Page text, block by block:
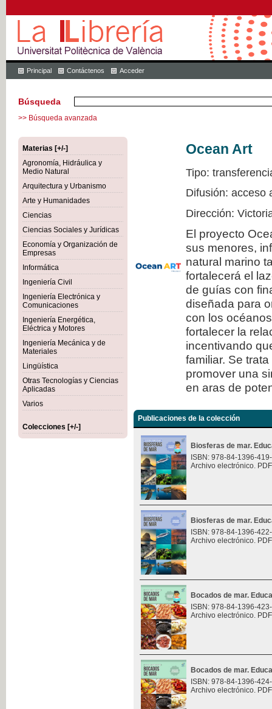
Principal Contáctenos Acceder
Búsqueda
>> Búsqueda avanzada
Materias [+/-]
Agronomía, Hidráulica y
Medio Natural
Arquitectura y Urbanismo
Arte y Humanidades
Ciencias
Ciencias Sociales y Jurídicas
Economía y Organización de
Empresas
Informática
Ingeniería Civil
Ingeniería Electrónica y
Comunicaciones
Ingeniería Energética,
Eléctrica y Motores
Ingeniería Mecánica y de
Materiales
Lingüística
Otras Tecnologías y Ciencias
Aplicadas
Varios
Colecciones [+/-]
Ocean Art
Tipo:
Difusión: acceso
Dirección:
El proyecto
sus menores,
natural marino
fortalecerá el
de guías con
diseñada para
con los
fortalecer la
incentivando
familiar. Se
promover una
en aras de
Publicaciones de la colección
Biosferas de mar.
ISBN: 978-84-1396-
Archivo electrónico.
Biosferas de mar.
ISBN: 978-84-1396-
Archivo electrónico.
Bocados de mar.
ISBN: 978-84-1396-
Archivo electrónico.
Bocados de mar.
ISBN: 978-84-1396-
Archivo electrónico.